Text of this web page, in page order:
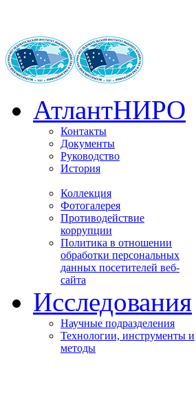
АтлантНИРО
Контакты
Документы
Руководство
История
Коллекция
Фотогалерея
Противодействие
коррупции
Политика в отношении
обработки персональных
данных посетителей веб-
сайта
Исследования
Научные подразделения
Технологии, инструменты и
методы